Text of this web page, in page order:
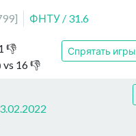
] ФНТУ / 31.6
👎
vs 16👎
Спрятать игры